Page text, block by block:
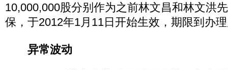
10,000,000股分别作为之前林文昌和林文洪
保，于2012年1月11日开始生效，期限到办
异常波动